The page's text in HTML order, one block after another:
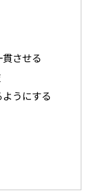
させる
うにする